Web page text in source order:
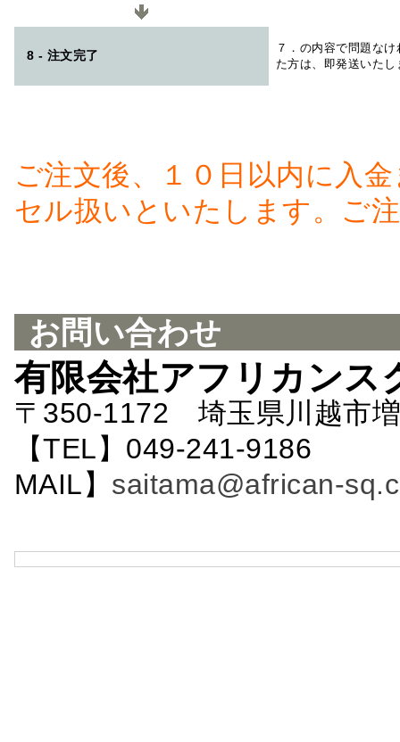
8 - 注文完了
７．の内容で問題な
た方は、即発送いたし
ご注文後、１０日以内に入
セル扱いといたします。ご
お問い合わせ
有限会社アフリカンス
〒350-1172 埼玉県川越市
【TEL】049-241-
MAIL】 saitama@african-